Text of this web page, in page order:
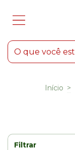
Início >
Filtrar